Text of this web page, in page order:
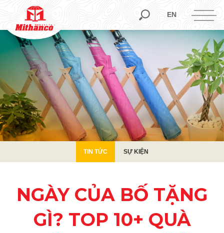
EN
SỰ KIỆN
TIN TỨC SỰ KIỆN
NGÀY CỦA BỐ TẶNG
GÌ? TOP 10+ QUÀ